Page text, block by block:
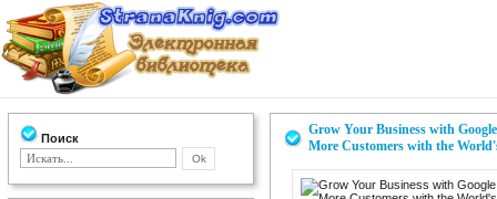
Поиск
Grow Your Business with
More Customers with the